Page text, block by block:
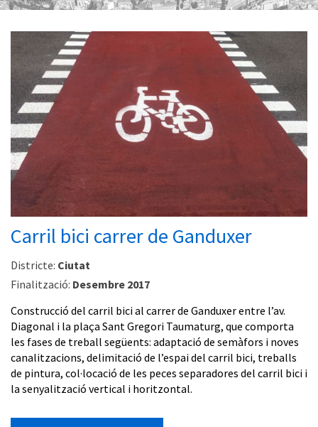
Carril bici carrer de Ganduxer
Districte: Ciutat
Finalització: Desembre 2017
Construcció del carril bici al carrer de Ganduxer entre l’av.
Diagonal i la plaça Sant Gregori Taumaturg, que comporta
les fases de treball següents: adaptació de semàfors i noves
canalitzacions, delimitació de l’espai del carril bici, treballs
de pintura, col·locació de les peces separadores del carril bici i
la senyalització vertical i horitzontal.